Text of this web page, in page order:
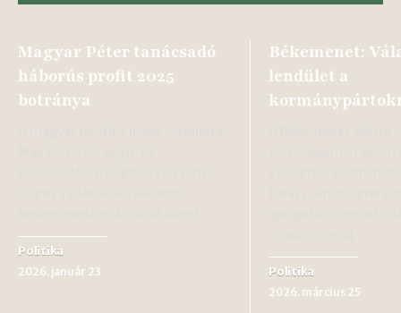
Magyar Péter tanácsadó
háborús profit 2025
botránya
Politika
2026. január 23
Békemenet:
lendület a
Politika
2026. március 25